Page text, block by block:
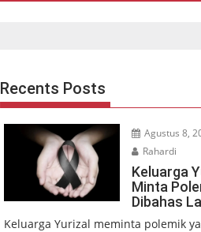
Recents Posts
Agustus 8,
Rahardi
Keluarga
Minta
Dibahas
Keluarga Yurizal meminta polemik